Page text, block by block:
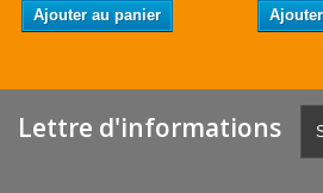
Ajouter au panier
Lettre d'informations